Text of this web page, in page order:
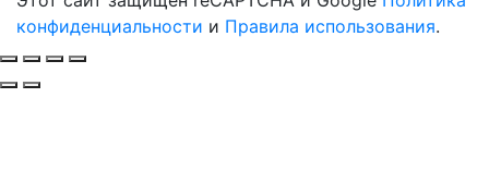
конфиденциальности и Правила использования.